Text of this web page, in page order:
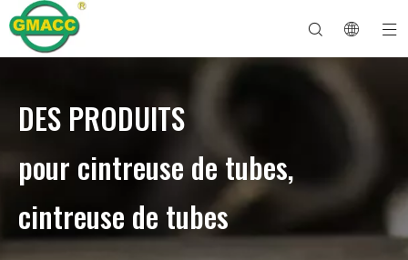
DES PRODUITS
pour cintreuse de tubes,
cintreuse de tubes